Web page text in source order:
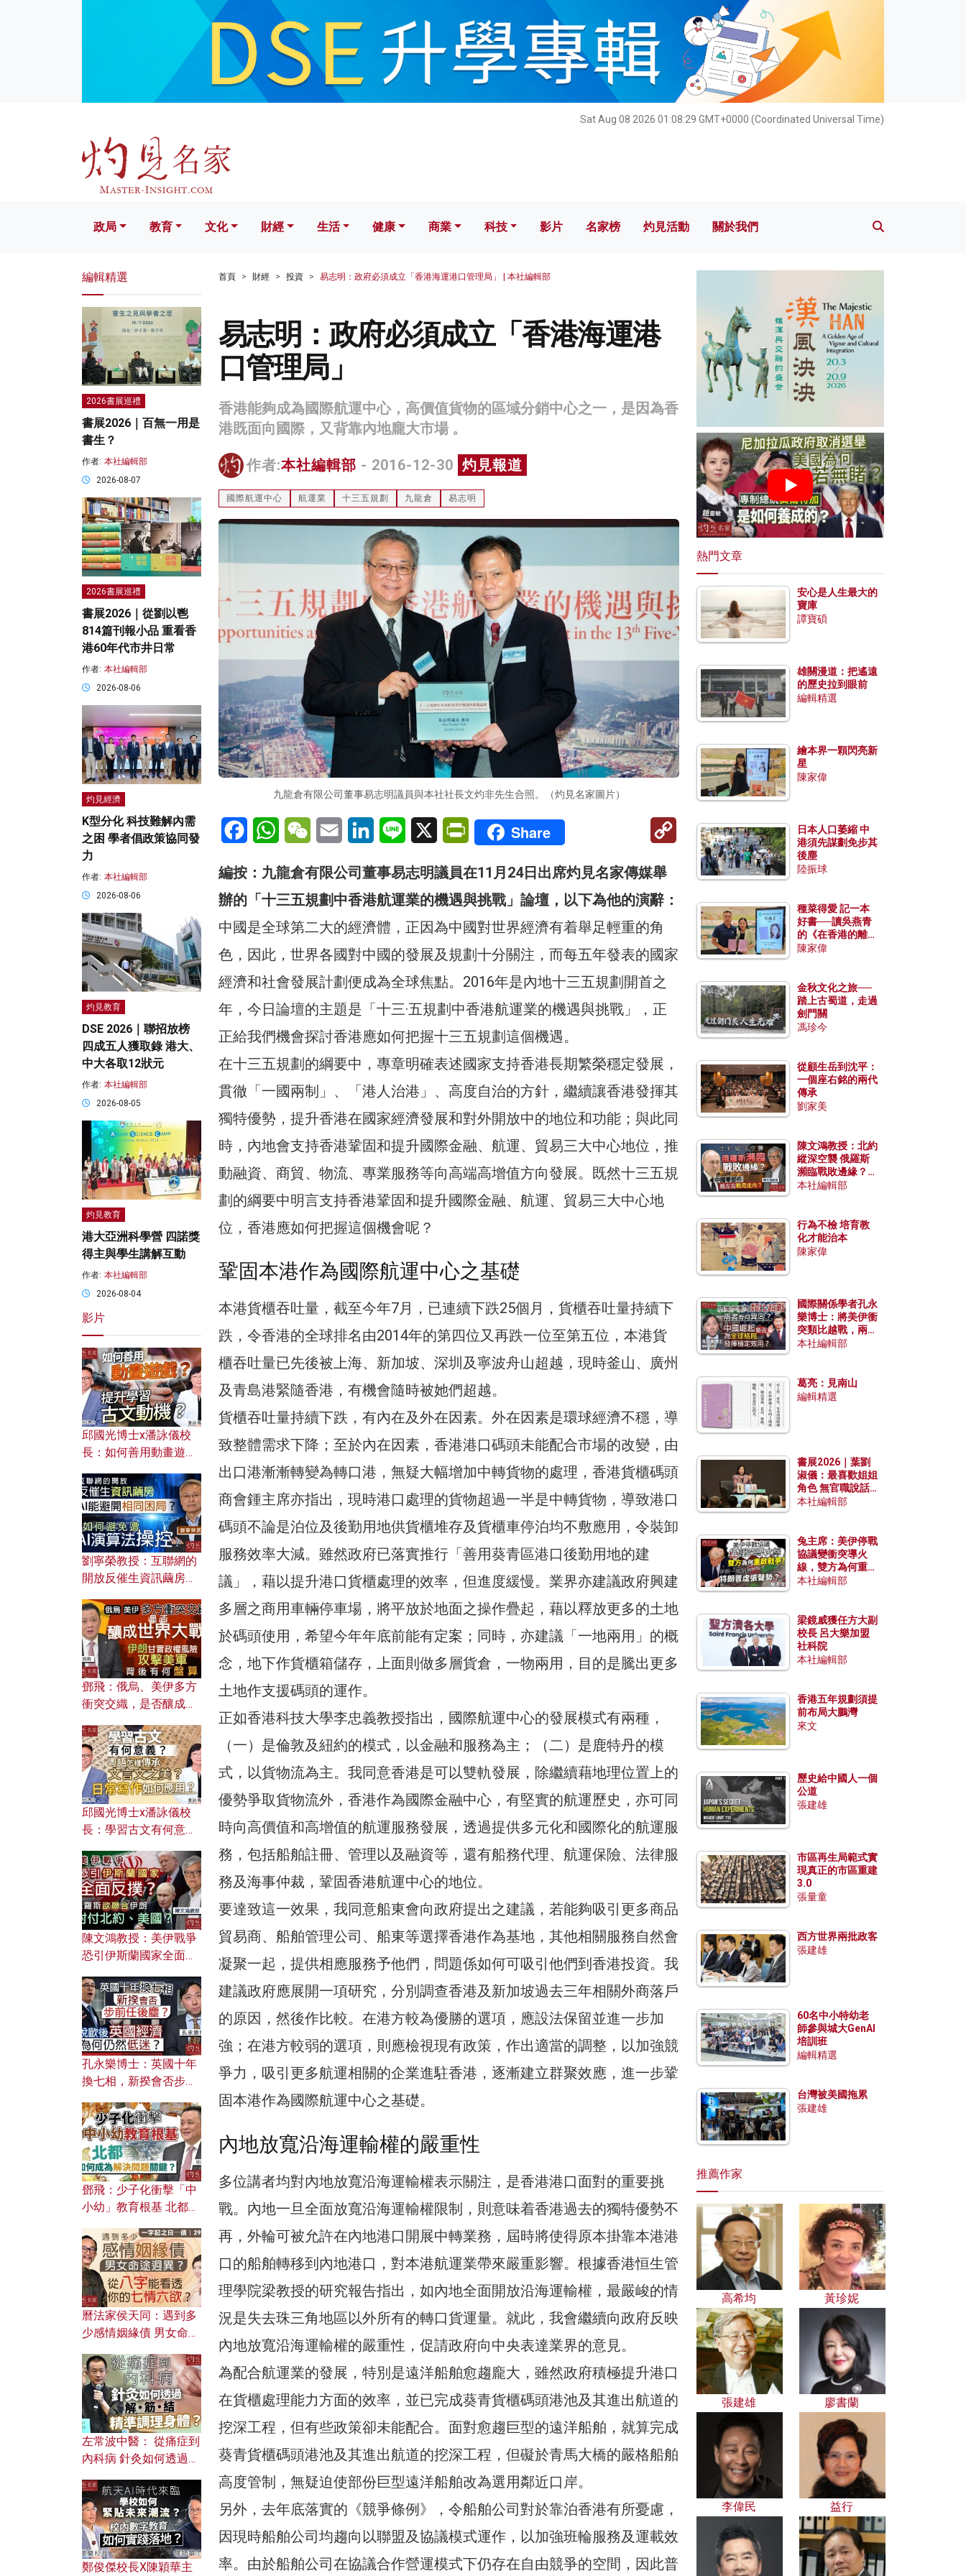
Sat Aug 08 2026 01:08:31 GMT+0000 (Coordinated Universal Time)
文化 財經 生活 健康 科技 影片 名家榜 灼見活動 關於我們
政局 教育 文化 財經 生活 健康 商業 科技 影片 名家榜 灼見活動 關於我們
首頁 財經 投資 易志明：政府必須成立「香港海運港口管理局」 | 本社編輯部
易志明：政府必須成立「香港海運港
口管理局」
香港能夠成為國際航運中心，高價值貨物的區域分銷中心之一，是因為香
港既面向國際，又背靠內地龐大市場 。
作者:本社編輯部 - 2016-12-30 灼見報道
國際航運中心 航運業 十三五規劃 九龍倉 易志明
九龍倉有限公司董事易志明議員與本社社長文灼非先生合照。（灼見名家圖片）
FacebookWhatsAppWeChatEmail LinkedInLine X PrintFriendly
Share
Copy
編按：九龍倉有限公司董事易志明議員在11月24日出席灼見名家傳媒舉
辦的「十三五規劃中香港航運業的機遇與挑戰」論壇，以下為他的演辭：
中國是全球第二大的經濟體，正因為中國對世界經濟有着舉足輕重的角
色，因此，世界各國對中國的發展及規劃十分關注，而每五年發表的國家
經濟和社會發展計劃便成為全球焦點。2016年是內地十三五規劃開首之
年，今日論壇的主題是「十三·五規劃中香港航運業的機遇與挑戰」，正
正給我們機會探討香港應如何把握十三五規劃這個機遇。
在十三五規劃的綱要中，專章明確表述國家支持香港長期繁榮穩定發展，
貫徹「一國兩制」、「港人治港」、高度自治的方針，繼續讓香港發揮其
獨特優勢，提升香港在國家經濟發展和對外開放中的地位和功能；與此同
時，內地會支持香港鞏固和提升國際金融、航運、貿易三大中心地位，推
動融資、商貿、物流、專業服務等向高端高增值方向發展。既然十三五規
劃的綱要中明言支持香港鞏固和提升國際金融、航運、貿易三大中心地
位，香港應如何把握這個機會呢？
鞏固本港作為國際航運中心之基礎
本港貨櫃吞吐量，截至今年7月，已連續下跌25個月，貨櫃吞吐量持續下
跌，令香港的全球排名由2014年的第四位又再跌一位至第五位，本港貨
櫃吞吐量已先後被上海、新加坡、深圳及寧波舟山超越，現時釜山、廣州
及青島港緊隨香港，有機會隨時被她們超越。
貨櫃吞吐量持續下跌，有內在及外在因素。外在因素是環球經濟不穩，導
致整體需求下降；至於內在因素，香港港口碼頭未能配合市場的改變，由
出口港漸漸轉變為轉口港，無疑大幅增加中轉貨物的處理，香港貨櫃碼頭
商會鍾主席亦指出，現時港口處理的貨物超過一半是中轉貨物，導致港口
碼頭不論是泊位及後勤用地供貨櫃堆存及貨櫃車停泊均不敷應用，令裝卸
服務效率大減。雖然政府已落實推行「善用葵青區港口後勤用地的建
議」，藉以提升港口貨櫃處理的效率，但進度緩慢。業界亦建議政府興建
多層之商用車輛停車場，將平放於地面之操作疊起，藉以釋放更多的土地
於碼頭使用，希望今年年底前能有定案；同時，亦建議「一地兩用」的概
念，地下作貨櫃箱儲存，上面則做多層貨倉，一物兩用，目的是騰出更多
土地作支援碼頭的運作。
正如香港科技大學李忠義教授指出，國際航運中心的發展模式有兩種，
（一）是倫敦及紐約的模式，以金融和服務為主；（二）是鹿特丹的模
式，以貨物流為主。我同意香港是可以雙軌發展，除繼續藉地理位置上的
優勢爭取貨物流外，香港作為國際金融中心，有堅實的航運歷史，亦可同
時向高價值和高增值的航運服務發展，透過提供多元化和國際化的航運服
務，包括船舶註冊、管理以及融資等，還有船務代理、航運保險、法律服
務及海事仲裁，鞏固香港航運中心的地位。
要達致這一效果，我同意船東會向政府提出之建議，若能夠吸引更多商品
貿易商、船舶管理公司、船東等選擇香港作為基地，其他相關服務自然會
凝聚一起，提供相應服務予他們，問題係如何可吸引他們到香港投資。我
建議政府應展開一項研究，分別調查香港及新加坡過去三年相關外商落戶
的原因，然後作比較。在港方較為優勝的選項，應設法保留並進一步加
強；在港方較弱的選項，則應檢視現有政策，作出適當的調整，以加強競
爭力，吸引更多航運相關的企業進駐香港，逐漸建立群聚效應，進一步鞏
固本港作為國際航運中心之基礎。
內地放寬沿海運輸權的嚴重性
多位講者均對內地放寬沿海運輸權表示關注，是香港港口面對的重要挑
戰。內地一旦全面放寬沿海運輸權限制，則意味着香港過去的獨特優勢不
再，外輪可被允許在內地港口開展中轉業務，屆時將使得原本掛靠本港港
口的船舶轉移到內地港口，對本港航運業帶來嚴重影響。根據香港恒生管
理學院梁教授的研究報告指出，如內地全面開放沿海運輸權，最嚴峻的情
況是失去珠三角地區以外所有的轉口貨運量。就此，我會繼續向政府反映
內地放寬沿海運輸權的嚴重性，促請政府向中央表達業界的意見。
為配合航運業的發展，特別是遠洋船舶愈趨龐大，雖然政府積極提升港口
在貨櫃處理能力方面的效率，並已完成葵青貨櫃碼頭港池及其進出航道的
挖深工程，但有些政策卻未能配合。面對愈趨巨型的遠洋船舶，就算完成
葵青貨櫃碼頭港池及其進出航道的挖深工程，但礙於青馬大橋的嚴格船舶
高度管制，無疑迫使部份巨型遠洋船舶改為選用鄰近口岸。
另外，去年底落實的《競爭條例》，令船舶公司對於靠泊香港有所憂慮，
因現時船舶公司均趨向以聯盟及協議模式運作，以加強班輪服務及運載效
率。由於船舶公司在協議合作營運模式下仍存在自由競爭的空間，因此普
編輯精選
2026書展巡禮
書展2026｜百無一用是
書生？
作者: 本社編輯部
2026-08-07
2026書展巡禮
書展2026｜從劉以鬯
814篇刊報小品 重看香
港60年代市井日常
作者: 本社編輯部
2026-08-06
灼見經濟
K型分化 科技難解內需
之困 學者倡政策協同發
力
作者: 本社編輯部
2026-08-06
灼見教育
DSE 2026｜聯招放榜
四成五人獲取錄 港大、
中大各取12狀元
作者: 本社編輯部
2026-08-05
灼見教育
港大亞洲科學營 四諾獎
得主與學生講解互動
作者: 本社編輯部
2026-08-04
影片
邱國光博士x潘詠儀校
長：如何善用動畫遊戲
劉寧榮教授：互聯網的
開放反催生資訊繭房，
何避免遭AI演算法操
控？
鄧飛：俄烏、美伊多方
衝突交織，是否釀成世
風險攻擊美軍，背後有
何盤算？
邱國光博士x潘詠儀校
長：學習古文有何意
文之美？ 日常寫作如何
應用？
陳文鴻教授：美伊戰爭
恐引伊斯蘭國家全面反
對付北約美國？
孔永樂博士：英國十年
換七相，新揆會否步前
濟為何仍然低迷？
鄧飛：少子化衝擊「中
小幼」教育根基 北都如
曆法家侯天同：遇到多
少感情姻緣債 男女命途
的七情六欲？
左常波中醫： 從痛症到
內科病 針灸如何透過解
鄭俊傑校長X陳穎華主
熱門文章
安心是人生最大的
寶庫
譚寶碩
雄關漫道：把遙遠
的歷史拉到眼前
編輯精選
繪本界一顆閃亮新
星
陳家偉
日本人口萎縮 中
港須先謀劃免步其
後塵
陸振球
種菜得愛 記一本
好書──讀吳燕青
的《在香港的離島
種菜》
陳家偉
金秋文化之旅──
踏上古蜀道，走過
劍門關
馮珍今
從顧生岳到沈平：
一個座右銘的兩代
傳承
劉家美
陳文鴻教授：北約
縱深空襲 俄羅斯
瀕臨戰敗邊緣？中
國零部件能左右戰
本社編輯部
行為不檢 培育教
化才能治本
陳家偉
國際關係學者孔永
樂博士：將美伊衝
突類比越戰，兩者
有何異同？中國崛
本社編輯部
葛亮：見南山
編輯精選
書展2026｜葉劉
淑儀：最喜歡姐姐
角色 無官職說話
包袱少
本社編輯部
兔主席：美伊停戰
協議變衝突導火
線，雙方為何重啟
戰爭？伊朗一早洞
本社編輯部
梁鏡威獲任方大副
校長 呂大樂加盟
社科院
本社編輯部
香港五年規劃須提
前布局大鵬灣
來文
歷史給中國人一個
公道
張建雄
市區再生局範式實
現真正的市區重建
3.0
張量童
西方世界兩批政客
張建雄
60名中小特幼老
師參與城大GenAI
培訓班
編輯精選
台灣被美國拖累
張建雄
推薦作家
高希均 黃珍妮
張建雄 廖書蘭
李偉民 益行